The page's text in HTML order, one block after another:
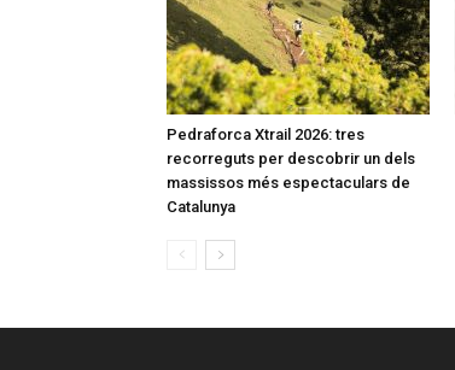
Pedraforca Xtrail 2026: tres
recorreguts per descobrir un dels
massissos més espectaculars de
Catalunya